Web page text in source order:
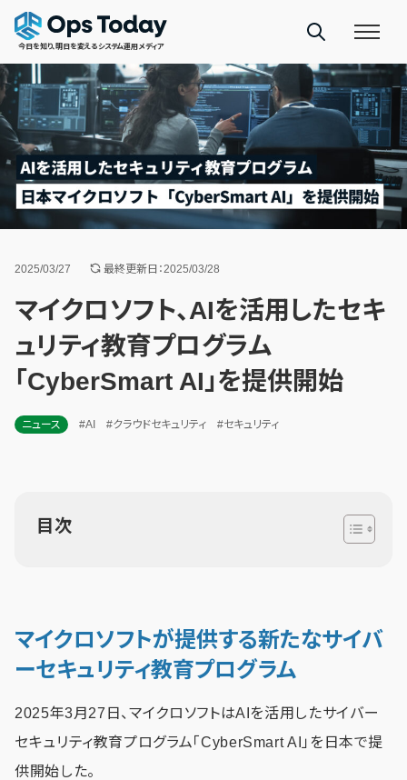
今日を知り、明日を変えるシステム運用メディア
2025/03/27 最終更新日：2025/03/28
マイクロソフト、AIを活用したセキ
ュリティ教育プログラム
「CyberSmart AI」を提供開始
ニュース #AI #クラウドセキュリティ #セキュリティ
目次
マイクロソフトが提供する新たなサイバ
ーセキュリティ教育プログラム
2025年3月27日、マイクロソフトはAIを活用したサイバー
セキュリティ教育プログラム「CyberSmart AI」を日本で提
供開始した。